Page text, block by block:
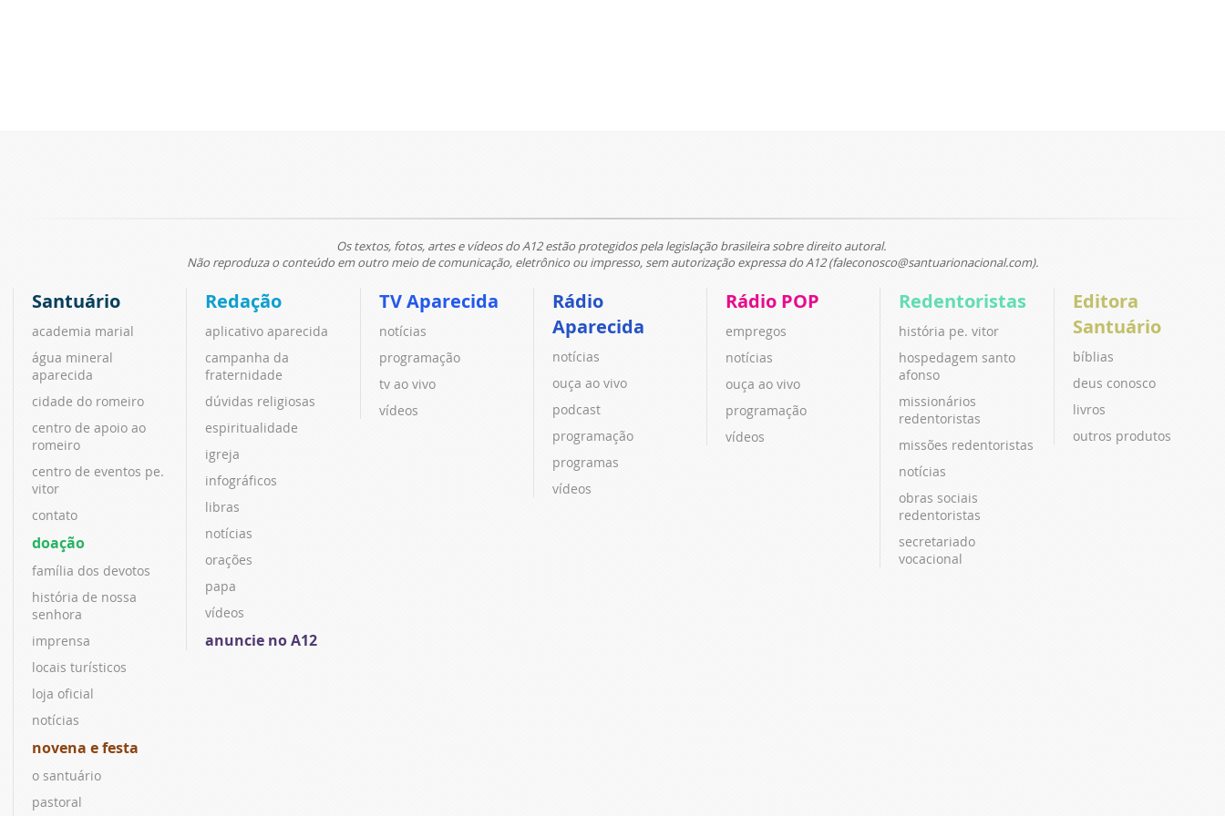
Os textos, fotos, artes e vídeos do A12 estão protegidos pela legislação brasileira sobre direito autoral.
Não reproduza o conteúdo em outro meio de comunicação, eletrônico ou impresso, sem autorização expressa do A12 (faleconosco@santuarionacional.com).
Santuário
academia marial
água mineral
aparecida
cidade do romeiro
centro de apoio ao
romeiro
centro de eventos pe.
vitor
contato
doação
família dos devotos
história de nossa
senhora
imprensa
locais turísticos
loja oficial
notícias
novena e festa
o santuário
pastoral
Redação
aplicativo aparecida
campanha da
fraternidade
dúvidas religiosas
espiritualidade
igreja
infográficos
libras
notícias
orações
papa
vídeos
anuncie no A12
TV Aparecida
notícias
programação
tv ao vivo
vídeos
Rádio
Aparecida
notícias
ouça ao vivo
podcast
programação
programas
vídeos
Rádio POP
empregos
notícias
ouça ao vivo
programação
vídeos
Redentoristas
história pe. vitor
hospedagem santo
afonso
missionários
redentoristas
missões redentoristas
notícias
obras sociais
redentoristas
secretariado
vocacional
Editora
Santuário
bíblias
deus conosco
livros
outros produtos